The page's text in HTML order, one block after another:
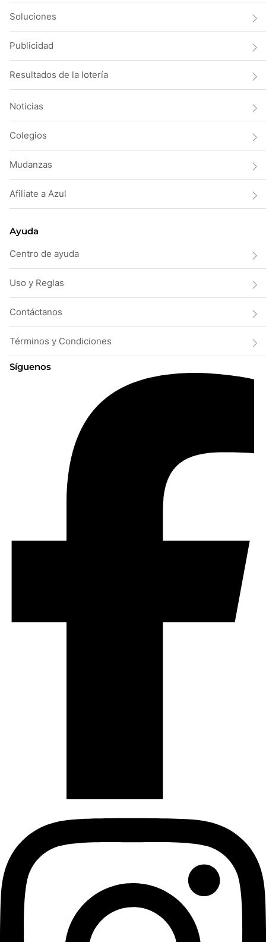
Soluciones
Publicidad
Resultados de la lotería
Noticias
Colegios
Mudanzas
Afiliate a Azul
Ayuda
Centro de ayuda
Uso y Reglas
Contáctanos
Términos y Condiciones
Síguenos